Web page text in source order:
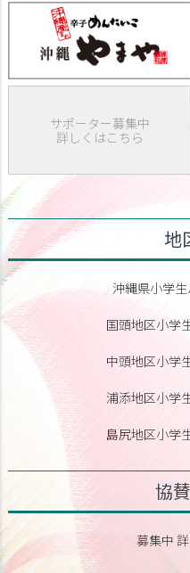
サポーター募集中
詳しくはこちら
地
沖縄県小学
国頭地区小学
中頭地区小学
浦添地区小学
島尻地区小学
協
募集中